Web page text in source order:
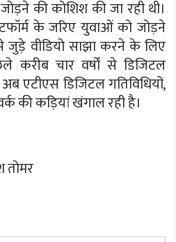
की कोशिश की जा रही थी।
के जरिए युवाओं को जोड़ने
जुड़े वीडियो साझा करने के लिए
करीब चार वर्षों से डिजिटल
एटीएस डिजिटल गतिविधियों,
की कड़ियां खंगाल रही है।
तोमर